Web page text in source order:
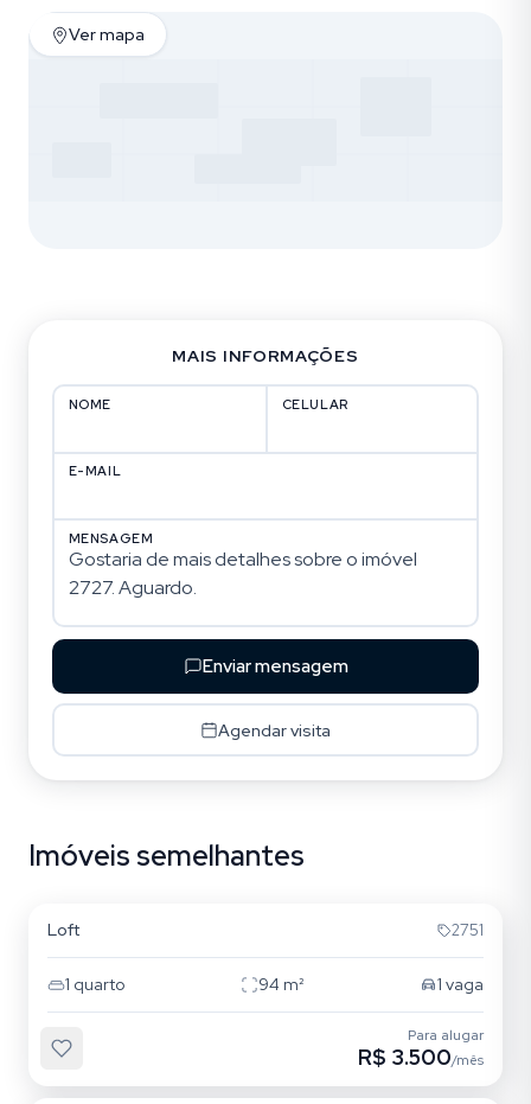
Ver mapa
MAIS INFORMAÇÕES
NOME CELULAR
E-MAIL
MENSAGEM
Enviar mensagem
Agendar visita
Imóveis semelhantes
Ribeirão da Ilha
Loft 2751
1 quarto 94 m² 1 vaga
Para alugar
R$ 3.500/mês